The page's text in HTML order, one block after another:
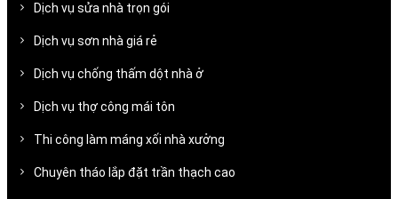
Dịch vụ sửa nhà trọn gói
Dịch vụ sơn nhà giá rẻ
Dịch vụ chống thấm dột nhà ở
Dịch vụ thợ công mái tôn
Thi công làm máng xối nhà xưởng
Chuyên tháo lắp đặt trần thạch cao